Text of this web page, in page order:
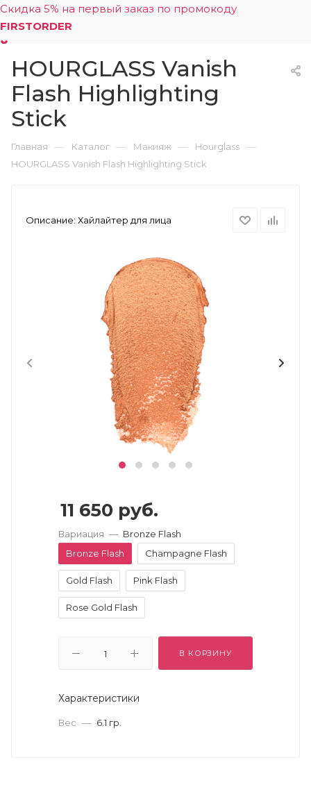
Скидка 5% на первый заказ по промокоду
FIRSTORDER
0
HOURGLASS Vanish
Flash Highlighting
Stick
Главная — Каталог — Макияж — Hourglass —
HOURGLASS Vanish Flash Highlighting Stick
Описание: Хайлайтер для лица
11 650 руб.
Вариация — Bronze Flash
Bronze Flash
Champagne Flash
Gold Flash Pink Flash
Rose Gold Flash
В КОРЗИНУ
Характеристики
Вес — 6.1 гр.